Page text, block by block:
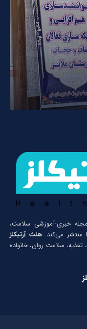
عنوان مجله خبری-آموزشی سلامت،
منتشر می‌کند.هلث آرتیکلز
سلامت روان، خانواده